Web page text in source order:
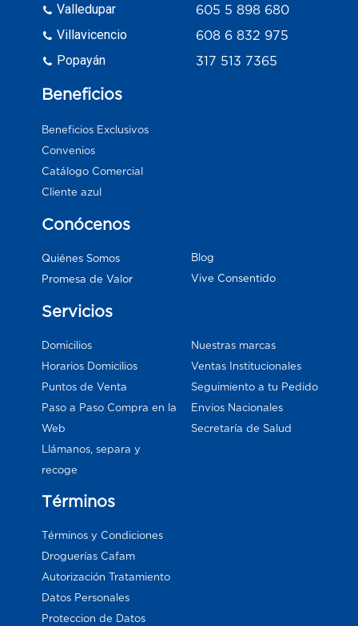
Valledupar
Villavicencio
Popayán
605 5 898 680
608 6 832 975
317 513 7365
Beneficios
Beneficios Exclusivos
Convenios
Catálogo Comercial
Cliente azul
Conócenos
Quiénes Somos
Promesa de Valor
Blog
Vive Consentido
Servicios
Domicilios
Horarios Domicilios
Puntos de Venta
Paso a Paso Compra en la
Web
Llámanos, separa y
recoge
Nuestras marcas
Ventas Institucionales
Seguimiento a tu Pedido
Envios Nacionales
Secretaría de Salud
Términos
Términos y Condiciones
Droguerías Cafam
Autorización Tratamiento
Datos Personales
Proteccion de Datos